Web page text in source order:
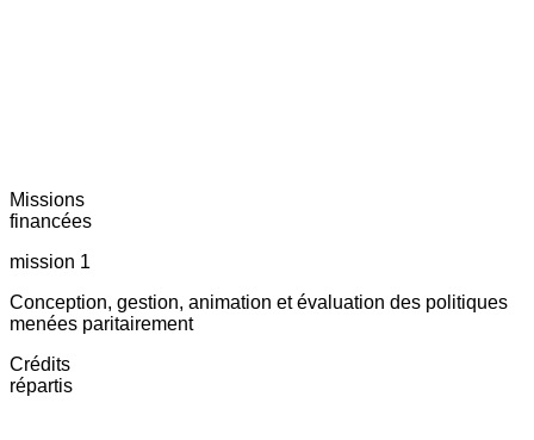
Missions
financées
mission 1
Conception, gestion, animation et évaluation des politiques
menées paritairement
Crédits
répartis